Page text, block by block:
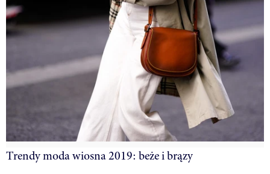
Trendy moda wiosna 2019: beże i brązy